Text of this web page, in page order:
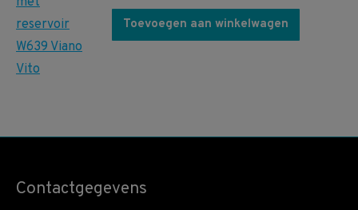
Toevoegen aan winkelwagen
Contactgegevens